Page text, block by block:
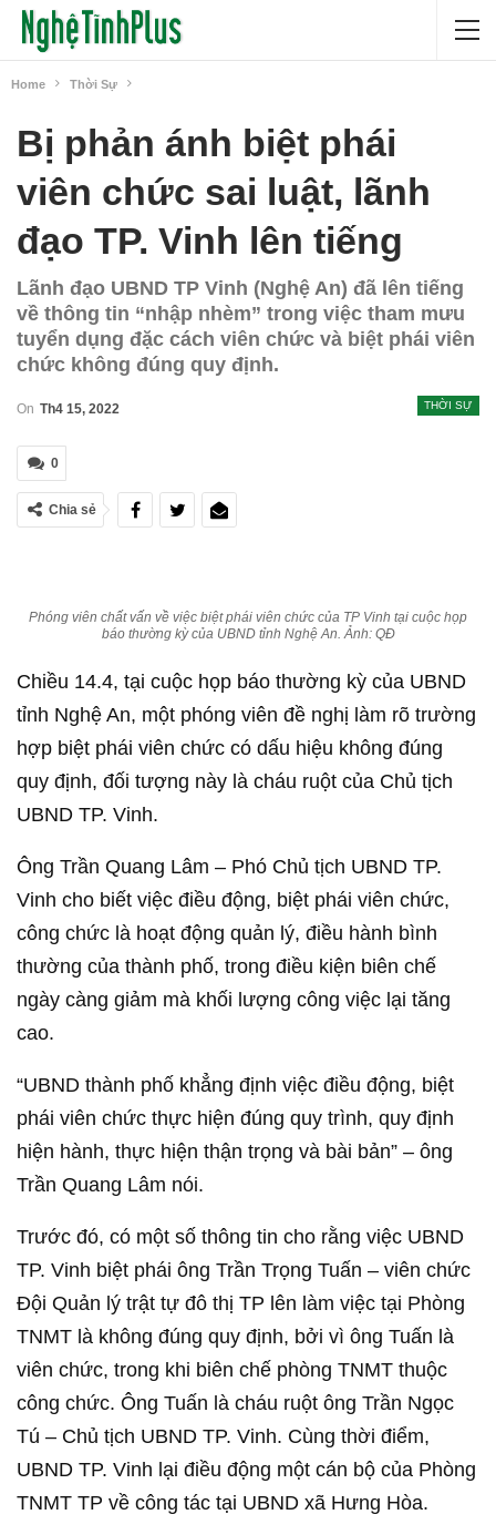
Home Thời Sự
Bị phản ánh biệt phái
viên chức sai luật, lãnh
đạo TP. Vinh lên tiếng
Lãnh đạo UBND TP Vinh (Nghệ An) đã lên tiếng
về thông tin “nhập nhèm” trong việc tham mưu
tuyển dụng đặc cách viên chức và biệt phái viên
chức không đúng quy định.
THỜI SỰ
On Th4 15, 2022
0
Chia sẻ
Phóng viên chất vấn về việc biệt phái viên chức của TP Vinh tại cuộc họp
báo thường kỳ của UBND tỉnh Nghệ An. Ảnh: QĐ
Chiều 14.4, tại cuộc họp báo thường kỳ của UBND
tỉnh Nghệ An, một phóng viên đề nghị làm rõ trường
hợp biệt phái viên chức có dấu hiệu không đúng
quy định, đối tượng này là cháu ruột của Chủ tịch
UBND TP. Vinh.
Ông Trần Quang Lâm – Phó Chủ tịch UBND TP.
Vinh cho biết việc điều động, biệt phái viên chức,
công chức là hoạt động quản lý, điều hành bình
thường của thành phố, trong điều kiện biên chế
ngày càng giảm mà khối lượng công việc lại tăng
cao.
“UBND thành phố khẳng định việc điều động, biệt
phái viên chức thực hiện đúng quy trình, quy định
hiện hành, thực hiện thận trọng và bài bản” – ông
Trần Quang Lâm nói.
Trước đó, có một số thông tin cho rằng việc UBND
TP. Vinh biệt phái ông Trần Trọng Tuấn – viên chức
Đội Quản lý trật tự đô thị TP lên làm việc tại Phòng
TNMT là không đúng quy định, bởi vì ông Tuấn là
viên chức, trong khi biên chế phòng TNMT thuộc
công chức. Ông Tuấn là cháu ruột ông Trần Ngọc
Tú – Chủ tịch UBND TP. Vinh. Cùng thời điểm,
UBND TP. Vinh lại điều động một cán bộ của Phòng
TNMT TP về công tác tại UBND xã Hưng Hòa.